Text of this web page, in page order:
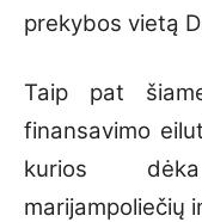
prekybos vietą
Taip pat
finansavimo
kurios
marijampoliečių